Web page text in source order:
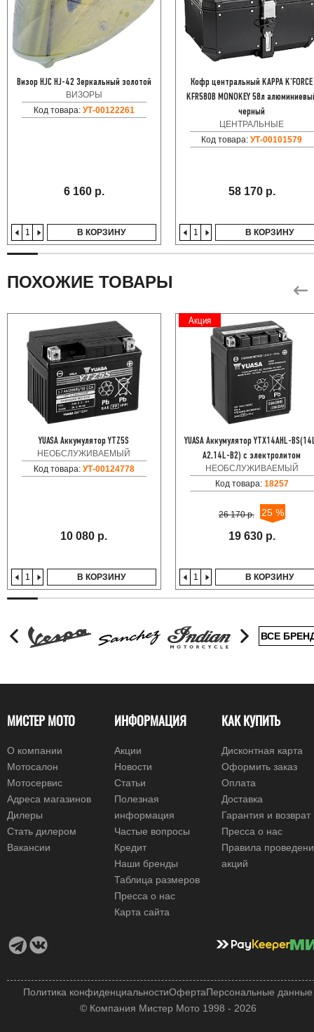
Визор HJC HJ-42 Зеркальный золотой
ВИЗОРЫ
Код товара: УТ-00122261
6 160 р.
В КОРЗИНУ
Кофр центральный KAPPA K'FORCE
KFR580B MONOKEY 58л
черный
ЦЕНТРАЛЬНЫЕ
Код товара:УТ-00101579
58 170 р.
В КОРЗИНУ
ПОХОЖИЕ ТОВАРЫ
YUASA Аккумулятор YTZ5S
НЕОБСЛУЖИВАЕМЫЙ
Код товара: УТ-00124778
10 080 р.
В КОРЗИНУ
Акция
YUASA Аккумулятор YTX14AHL-
A2,14L-B2) с электролитом
НЕОБСЛУЖИВАЕМЫЙ
Код товара: 18257
26 170 р. 25 %
19 630 р.
В КОРЗИНУ
ВСЕ
МИСТЕР МОТО
О компании
Мотосалон
Мотосервис
Адреса магазинов
Дилеры
Стать дилером
Вакансии
ИНФОРМАЦИЯ
Акции
Новости
Статьи
Полезная
информация
Частые вопросы
Кредит
Наши бренды
Таблица размеров
Пресса о нас
Карта сайта
КАК КУПИТЬ
Дисконтная карта
Оформить заказ
Оплата
Доставка
Гарантия и возврат
Пресса о нас
Правила
акций
© Компания Мистер Мото 1998 - 2026
Политика конфиденциальностиОфертаПерсональные данные